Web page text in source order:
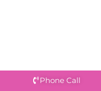
Phone Call